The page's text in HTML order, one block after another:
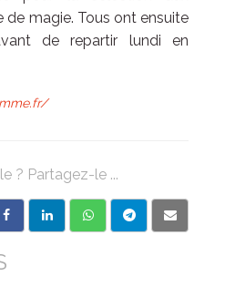
de magie. Tous ont ensuite
de repartir lundi en
? Partagez-le ...